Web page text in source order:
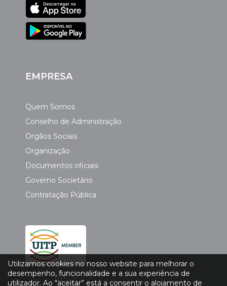
EMPRESA
Quem Somos
Conselho de Administração
Orgãos Sociais
Organização
Documentos oficiais
Governo Societário
Contratação Pública
Utilizamos cookies no nosso website para melhorar o
desempenho, funcionalidade e a sua experiência de
utilizador. Ao “aceitar” está a consentir o alojamento de